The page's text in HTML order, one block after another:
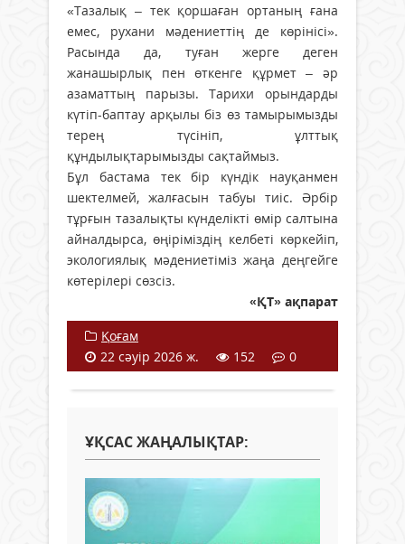
«Тазалық – тек қоршаған ортаның ғана
емес, рухани мәдениеттің де көрінісі».
Расында да, туған жерге деген
жанашырлық пен өткенге құрмет – әр
азаматтың парызы. Тарихи орындарды
күтіп-баптау арқылы біз өз тамырымызды
терең түсініп, ұлттық
құндылықтарымызды сақтаймыз.
Бұл бастама тек бір күндік науқанмен
шектелмей, жалғасын табуы тиіс. Әрбір
тұрғын тазалықты күнделікті өмір салтына
айналдырса, өңіріміздің келбеті көркейіп,
экологиялық мәдениетіміз жаңа деңгейге
көтерілері сөзсіз.
«ҚТ» ақпарат
Қоғам
22 сәуір 2026 ж.
152 0
ҰҚСАС ЖАҢАЛЫҚТАР: